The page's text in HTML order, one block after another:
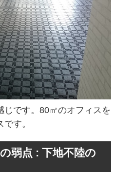
じです。80㎡のオフィスを
す。
弱点 : 下地不陸の